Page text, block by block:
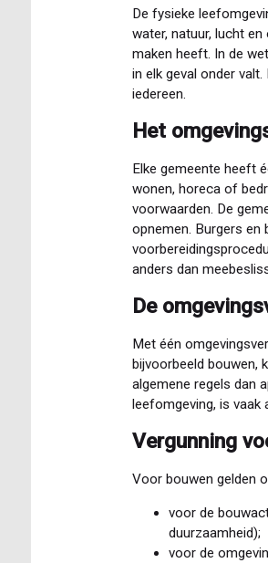
De fysieke
water, natuur, lucht
maken heeft. In de
in elk geval onder
iedereen.
Het
Elke gemeente heeft
wonen, horeca of
voorwaarden. De
opnemen. Burgers en
anders dan
De
Met één
bijvoorbeeld bouwen,
algemene regels dan
leefomgeving, is vaak
Vergunning
Voor bouwen gelden
voor de
duurzaamheid);
voor de